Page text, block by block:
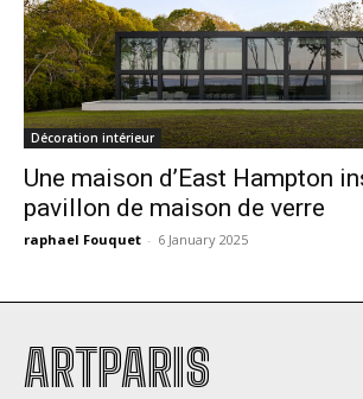
Décoration intérieur
Une maison d’East Hampton
pavillon de maison de verre
raphael Fouquet - 6 January 2025
ARTPARIS